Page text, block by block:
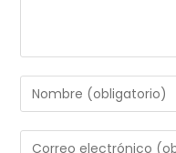
Introduce
tu
nombre
Introduce